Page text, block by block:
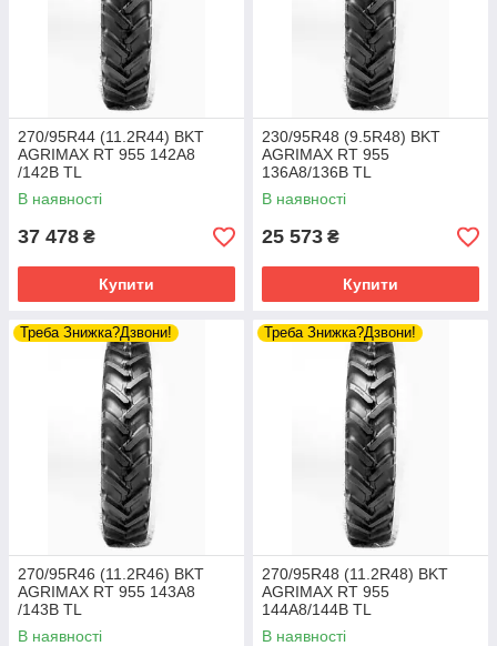
270/95R44 (11.2R44) BKT
AGRIMAX RT 955 142A8
/142B TL
В наявності
37 478 ₴
Купити
230/95R48 (9.5R48) BKT
AGRIMAX RT 955
136A8/136B TL
В наявності
25 573 ₴
Купити
Треба Знижка?Дзвони!
270/95R46 (11.2R46) BKT
AGRIMAX RT 955 143A8
/143B TL
В наявності
Треба Знижка?Дзвони!
270/95R48 (11.2R48) BKT
AGRIMAX RT 955
144A8/144B TL
В наявності